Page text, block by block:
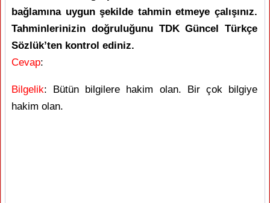
bağlamına uygun şekilde tahmin etmeye çalışınız.
Tahminlerinizin doğruluğunu TDK Güncel Türkçe
Sözlük’ten kontrol ediniz.
Cevap:
Bilgelik: Bütün bilgilere hakim olan. Bir çok bilgiye
hakim olan.